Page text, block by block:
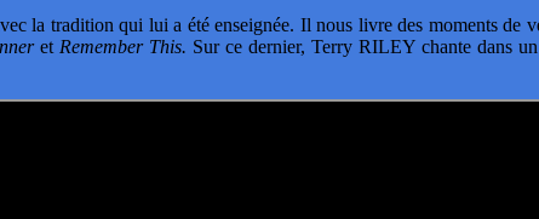
la tradition qui lui a été enseignée. Il nous livre des moments de
et Remember This. Sur ce dernier, Terry RILEY chante dans